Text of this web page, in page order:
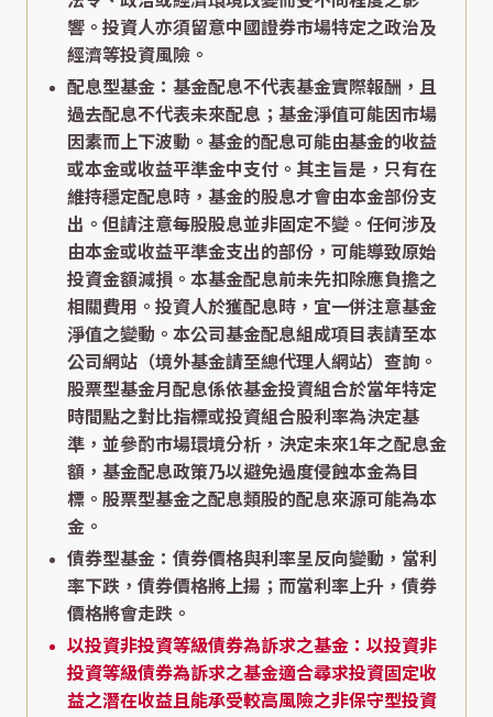
響。投資人亦須留意中國證券市場特定之政治及
經濟等投資風險。
配息型基金：基金配息不代表基金實際報酬，且
過去配息不代表未來配息；基金淨值可能因市場
因素而上下波動。基金的配息可能由基金的收益
或本金或收益平準金中支付。其主旨是，只有在
維持穩定配息時，基金的股息才會由本金部份支
出。但請注意每股股息並非固定不變。任何涉及
由本金或收益平準金支出的部份，可能導致原始
投資金額減損。本基金配息前未先扣除應負擔之
相關費用。投資人於獲配息時，宜一併注意基金
淨值之變動。本公司基金配息組成項目表請至本
公司網站（境外基金請至總代理人網站）查詢。
股票型基金月配息係依基金投資組合於當年特定
時間點之對比指標或投資組合股利率為決定基
準，並參酌市場環境分析，決定未來1年之配息金
額，基金配息政策乃以避免過度侵蝕本金為目
標。股票型基金之配息類股的配息來源可能為本
金。
債券型基金：債券價格與利率呈反向變動，當利
率下跌，債券價格將上揚；而當利率上升，債券
價格將會走跌。
以投資非投資等級債券為訴求之基金：以投資非
投資等級債券為訴求之基金適合尋求投資固定收
益之潛在收益且能承受較高風險之非保守型投資